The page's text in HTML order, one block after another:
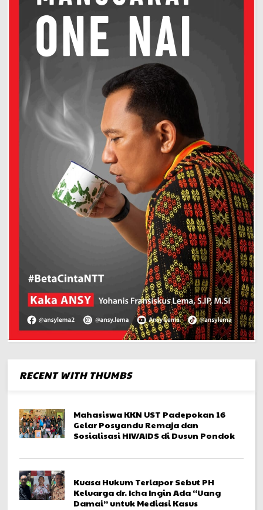
RECENT WITH THUMBS
Mahasiswa KKN UST Padepokan 16
Gelar Posyandu Remaja dan
Sosialisasi HIV/AIDS di Dusun Pondok
Kuasa Hukum Terlapor Sebut PH
Keluarga dr. Icha Ingin Ada “Uang
Damai” untuk Mediasi Kasus